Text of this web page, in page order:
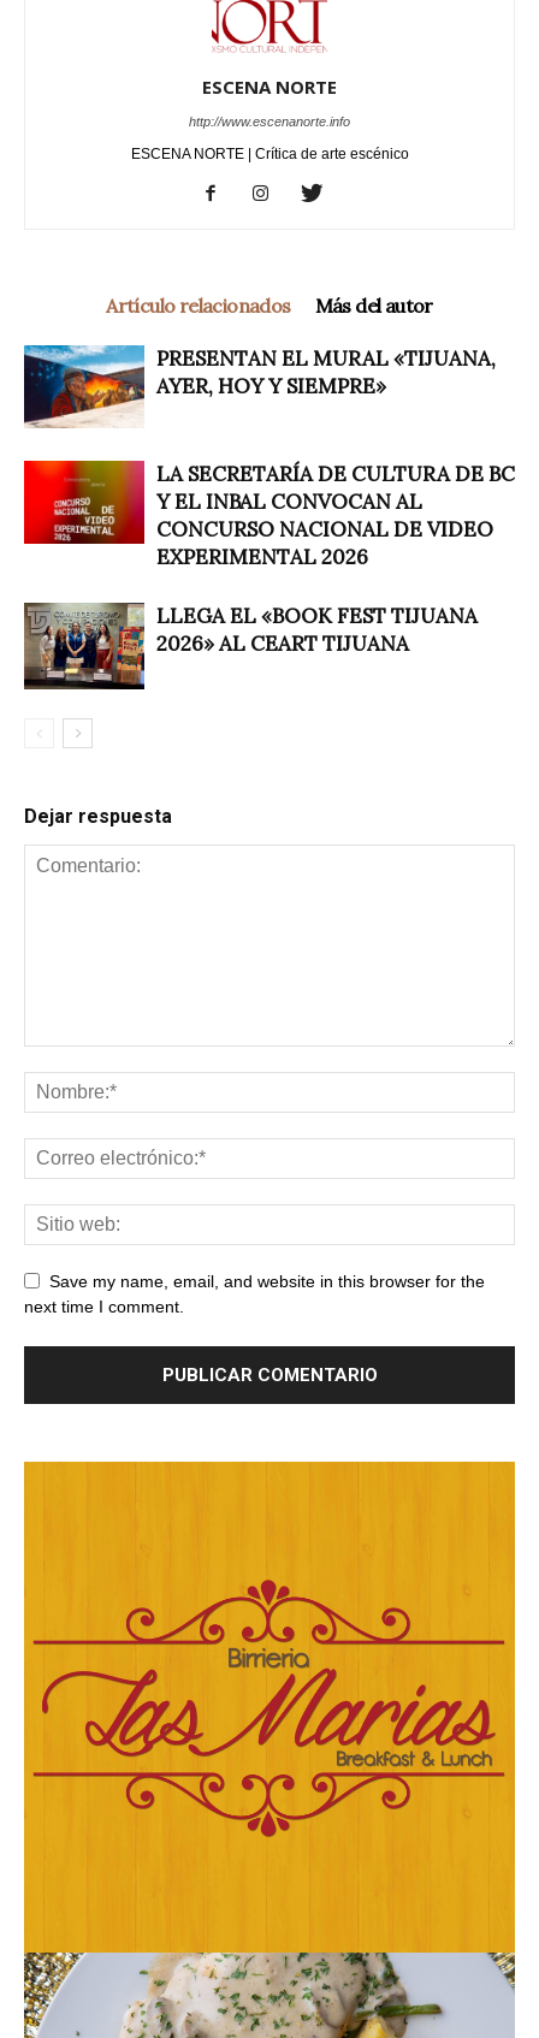
ESCENA NORTE
http://www.escenanorte.info
ESCENA NORTE | Crítica de arte escénico
Artículo relacionados Más del autor
PRESENTAN EL MURAL «TIJUANA,
AYER, HOY Y SIEMPRE»
LA SECRETARÍA DE CULTURA DE BC
Y EL INBAL CONVOCAN AL
CONCURSO NACIONAL DE VIDEO
EXPERIMENTAL 2026
LLEGA EL «BOOK FEST TIJUANA
2026» AL CEART TIJUANA
Dejar respuesta
Save my name, email, and website in this browser for the
next time I comment.